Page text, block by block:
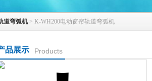
道弯弧机> K-WH200电动窗帘轨道弯弧机
品展示 Products